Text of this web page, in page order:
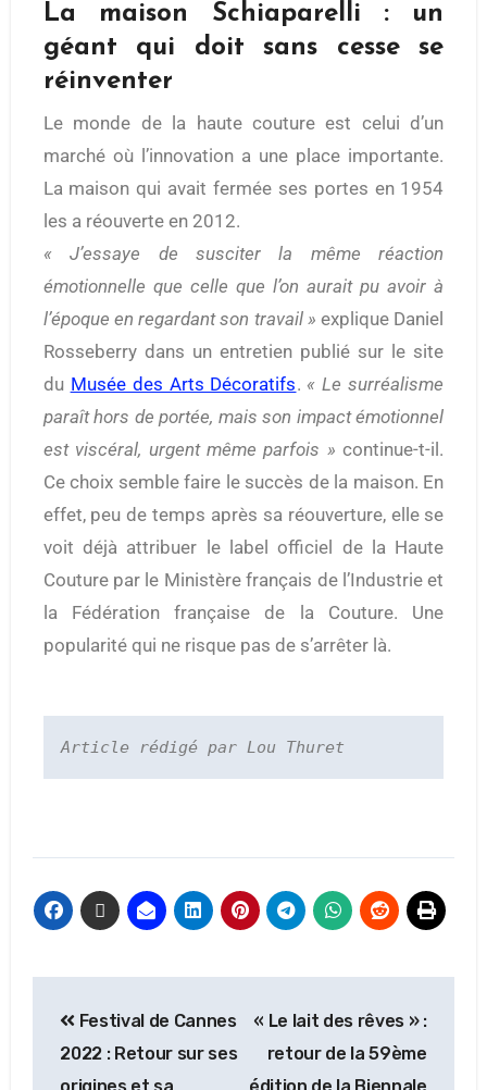
La maison Schiaparelli : un
géant qui doit sans cesse se
réinventer
Le monde de la haute couture est celui d’un
marché où l’innovation a une place importante.
La maison qui avait fermée ses portes en 1954
les a réouverte en 2012.
« J’essaye de susciter la même réaction
émotionnelle que celle que l’on aurait pu avoir à
l’époque en regardant son travail » explique Daniel
Rosseberry dans un entretien publié sur le site
du Musée des Arts Décoratifs.« Le surréalisme
paraît hors de portée, mais son impact émotionnel
est viscéral, urgent même parfois » continue-t-il.
Ce choix semble faire le succès de la maison. En
effet, peu de temps après sa réouverture, elle se
voit déjà attribuer le label officiel de la Haute
Couture par le Ministère français de l’Industrie et
la Fédération française de la Couture. Une
popularité qui ne risque pas de s’arrêter là.
Article rédigé par Lou Thuret
Festival de Cannes
2022 : Retour sur ses
« Le lait des rêves » :
retour de la 59ème